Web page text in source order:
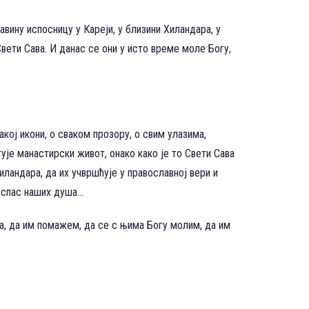
испосницу у Кареји, у близини Хиландара, у
Сава. И данас се они у исто време моле Богу,
икони, о сваком прозору, о свим улазима,
манастирски живот, онако како је то Свети Сава
да их учвршћује у православној вери и
наших душа…
да им помажем, да се с њима Богу молим, да им